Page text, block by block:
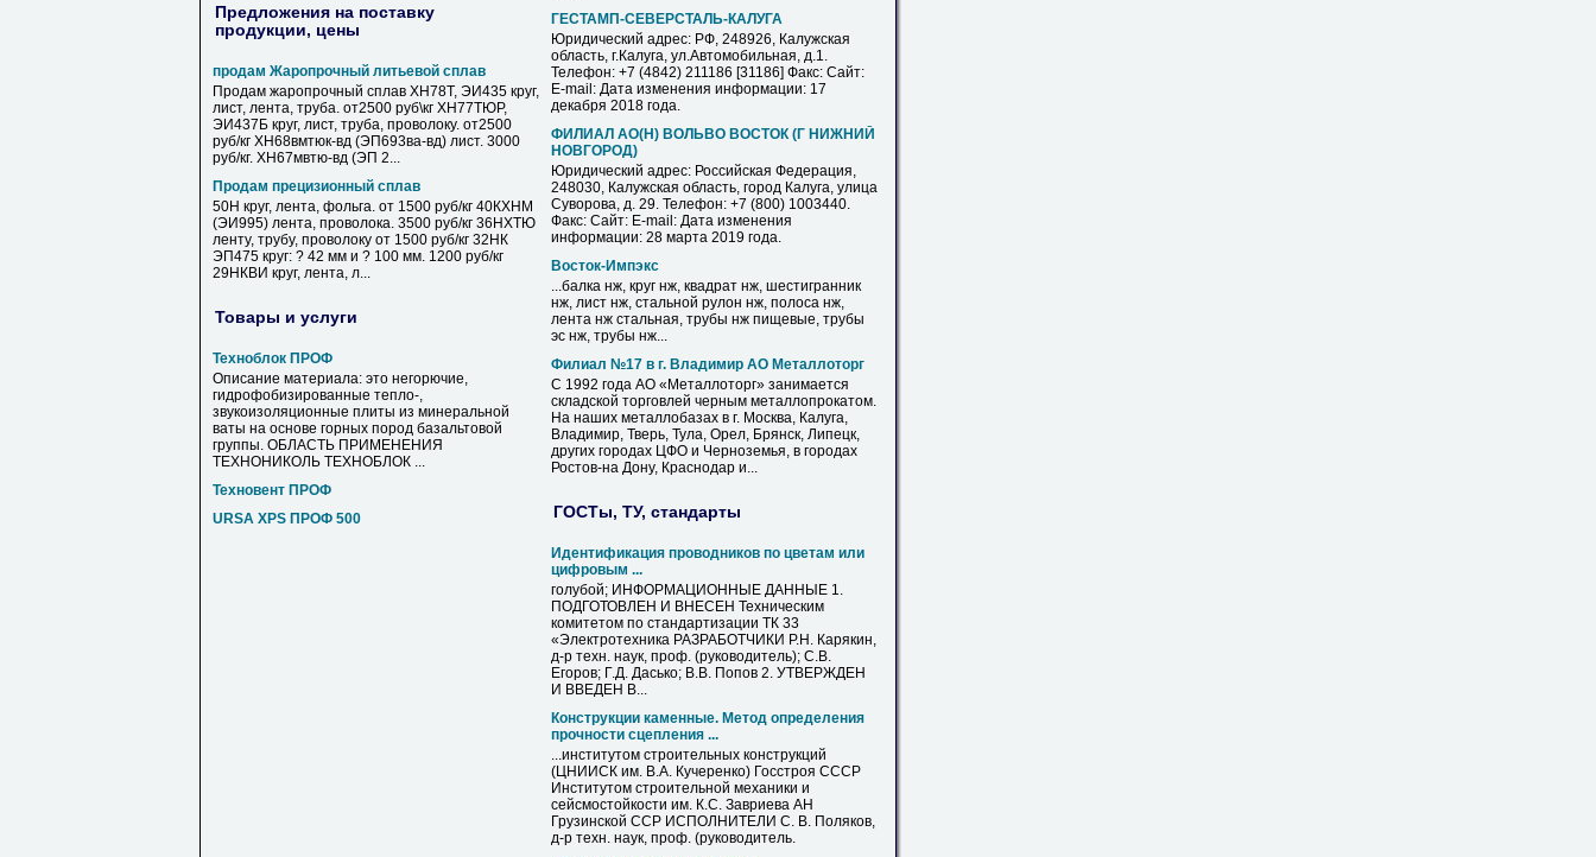
Предложения на поставку
продукции, цены
продам Жаропрочный литьевой сплав
Продам жаропрочный сплав ХН78Т, ЭИ435 круг,
лист, лента, труба. от2500 руб\кг ХН77ТЮР,
ЭИ437Б круг, лист, труба, проволоку. от2500
руб/кг ХН68вмтюк-вд (ЭП693ва-вд) лист. 3000
руб/кг. ХН67мвтю-вд (ЭП 2...
Продам прецизионный сплав
50Н круг, лента, фольга. от 1500 руб/кг 40КХНМ
(ЭИ995) лента, проволока. 3500 руб/кг 36НХТЮ
ленту, трубу, проволоку от 1500 руб/кг 32НК
ЭП475 круг: ? 42 мм и ? 100 мм. 1200 руб/кг
29НКВИ круг, лента, л...
Товары и услуги
Техноблок ПРОФ
Описание материала: это негорючие,
гидрофобизированные тепло-,
звукоизоляционные плиты из минеральной
ваты на основе горных пород базальтовой
группы. ОБЛАСТЬ ПРИМЕНЕНИЯ
ТЕХНОНИКОЛЬ ТЕХНОБЛОК ...
Техновент ПРОФ
URSA XPS ПРОФ 500
ГЕСТАМП-СЕВЕРСТАЛЬ-КАЛУГА
Юридический адрес: РФ, 248926, Калужская
область, г.Калуга, ул.Автомобильная, д.1.
Телефон: +7 (4842) 211186 [31186] Факс: Сайт:
E-mail: Дата изменения информации: 17
декабря 2018 года.
ФИЛИАЛ АО(Н) ВОЛЬВО ВОСТОК (Г НИЖНИЙ
НОВГОРОД)
Юридический адрес: Российская Федерация,
248030, Калужская область, город Калуга, улица
Суворова, д. 29. Телефон: +7 (800) 1003440.
Факс: Сайт: E-mail: Дата изменения
информации: 28 марта 2019 года.
Восток-Импэкс
...балка нж, круг нж, квадрат нж, шестигранник
нж, лист нж, стальной рулон нж, полоса нж,
лента нж стальная, трубы нж пищевые, трубы
эс нж, трубы нж...
Филиал №17 в г. Владимир АО Металлоторг
С 1992 года АО «Металлоторг» занимается
складской торговлей черным металлопрокатом.
На наших металлобазах в г. Москва, Калуга,
Владимир, Тверь, Тула, Орел, Брянск, Липецк,
других городах ЦФО и Черноземья, в городах
Ростов-на Дону, Краснодар и...
ГОСТы, ТУ, стандарты
Идентификация проводников по цветам или
цифровым ...
голубой; ИНФОРМАЦИОННЫЕ ДАННЫЕ 1.
ПОДГОТОВЛЕН И ВНЕСЕН Техническим
комитетом по стандартизации ТК 33
«Электротехника РАЗРАБОТЧИКИ Р.Н. Карякин,
д-р техн. наук, проф. (руководитель); С.В.
Егоров; Г.Д. Дасько; В.В. Попов 2. УТВЕРЖДЕН
И ВВЕДЕН В...
Конструкции каменные. Метод определения
прочности сцепления ...
...институтом строительных конструкций
(ЦНИИСК им. В.А. Кучеренко) Госстроя СССР
Институтом строительной механики и
сейсмостойкости им. К.С. Завриева АН
Грузинской ССР ИСПОЛНИТЕЛИ С. В. Поляков,
д-р техн. наук, проф. (руководитель.